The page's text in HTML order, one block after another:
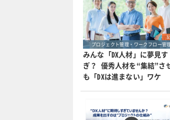
プロジェクト管理・ワークフロー管
みんな「DX人材」に夢見す
ぎ？ 優秀人材を“集結”さ
も「DXは進まない」ワケ